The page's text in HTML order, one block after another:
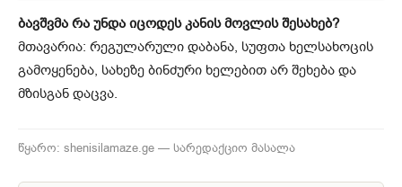
ბავშვმა რა უნდა იცოდეს კანის მოვლის შესახებ?
მთავარია: რეგულარული დაბანა, სუფთა ხელსახოცის
გამოყენება, სახეზე ბინძური ხელებით არ შეხება და
მზისგან დაცვა.
წყარო: shenisilamaze.ge — სარედაქციო მასალა